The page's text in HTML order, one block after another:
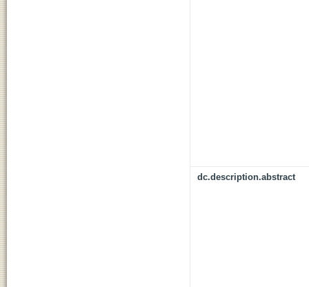
dc.description.abstract